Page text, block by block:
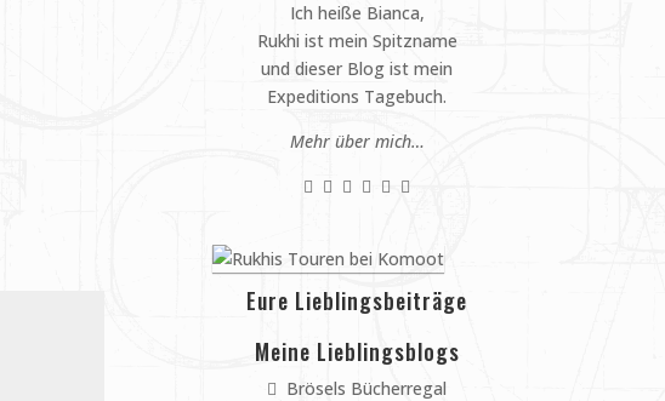
Ich heiße Bianca,
Rukhi ist mein Spitzname
und dieser Blog ist mein
Expeditions Tagebuch.
Mehr über mich…
Eure Lieblingsbeiträge
Meine Lieblingsblogs
Brösels Bücherregal